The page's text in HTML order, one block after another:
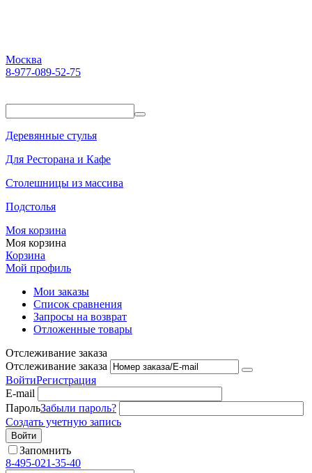
Москва
8-977-089-52-75
Деревянные стулья
Для Ресторана и Кафе
Столешницы из массива
Подстолья
Моя корзина
Моя корзина
Корзина
Мой профиль
Мои заказы
Список сравнения
Запросы на возврат
Отложенные товары
Отслеживание заказа
Отслеживание заказа
ВойтиРегистрация
E-mail
ПарольЗабыли пароль?
Создать учетную запись
Войти
Запомнить
8-495-021-35-40